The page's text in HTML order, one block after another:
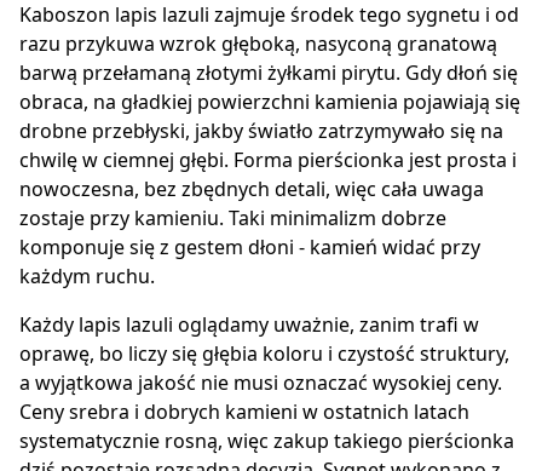
Kaboszon lapis lazuli zajmuje środek tego sygnetu i od
razu przykuwa wzrok głęboką, nasyconą granatową
barwą przełamaną złotymi żyłkami pirytu. Gdy dłoń się
obraca, na gładkiej powierzchni kamienia pojawiają się
drobne przebłyski, jakby światło zatrzymywało się na
chwilę w ciemnej głębi. Forma pierścionka jest prosta i
nowoczesna, bez zbędnych detali, więc cała uwaga
zostaje przy kamieniu. Taki minimalizm dobrze
komponuje się z gestem dłoni - kamień widać przy
każdym ruchu.
Każdy lapis lazuli oglądamy uważnie, zanim trafi w
oprawę, bo liczy się głębia koloru i czystość struktury,
a wyjątkowa jakość nie musi oznaczać wysokiej ceny.
Ceny srebra i dobrych kamieni w ostatnich latach
systematycznie rosną, więc zakup takiego pierścionka